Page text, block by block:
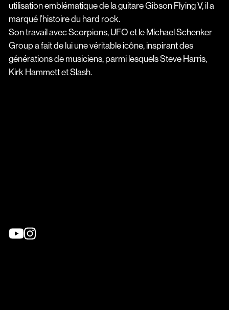
utilisation emblématique de la guitare Gibson Flying V, il a
marqué l’histoire du hard rock.
Son travail avec Scorpions, UFO et le Michael Schenker
Group a fait de lui une véritable icône, inspirant des
générations de musiciens, parmi lesquels Steve Harris,
Kirk Hammett et Slash.